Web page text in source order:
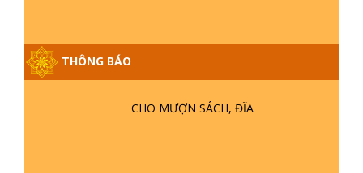
THÔNG BÁO
CHO MƯỢN SÁCH, ĐĨA
GIẢI ĐÁP ĐẶC BIỆT P25 - SUỐT 49
NĂM PHẬT KHÔNG NÓI? HỘI LONG
HOA LÀ HỘI GÌ? TỬ VÌ ĐẠO